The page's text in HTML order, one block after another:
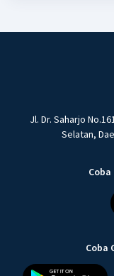
Jl. Dr. Saharjo
Selatan,
Coba
Coba